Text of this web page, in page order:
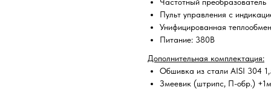
Пульт управления с
Унифицированная
Питание: 380В
Дополнительная комплектация:
Обшивка из стали AISI 304
Змеевик (штрипс, П-обр.)